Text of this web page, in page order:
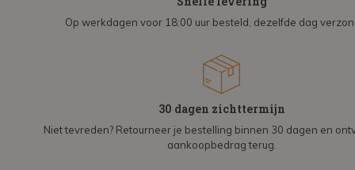
Op werkdagen voor 18:00 uur besteld, dezelfde dag
30 dagen zichttermijn
Niet tevreden? Retourneer je bestelling binnen 30 dagen en
aankoopbedrag terug.